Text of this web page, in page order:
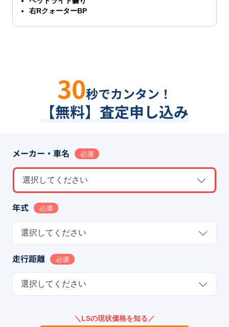
右RクォーターBP
30秒でカンタン！
【無料】査定申し込み
メーカー・車名 必須
選択してください
年式 必須
選択してください
走行距離 必須
選択してください
＼LSの現状価格を知る／